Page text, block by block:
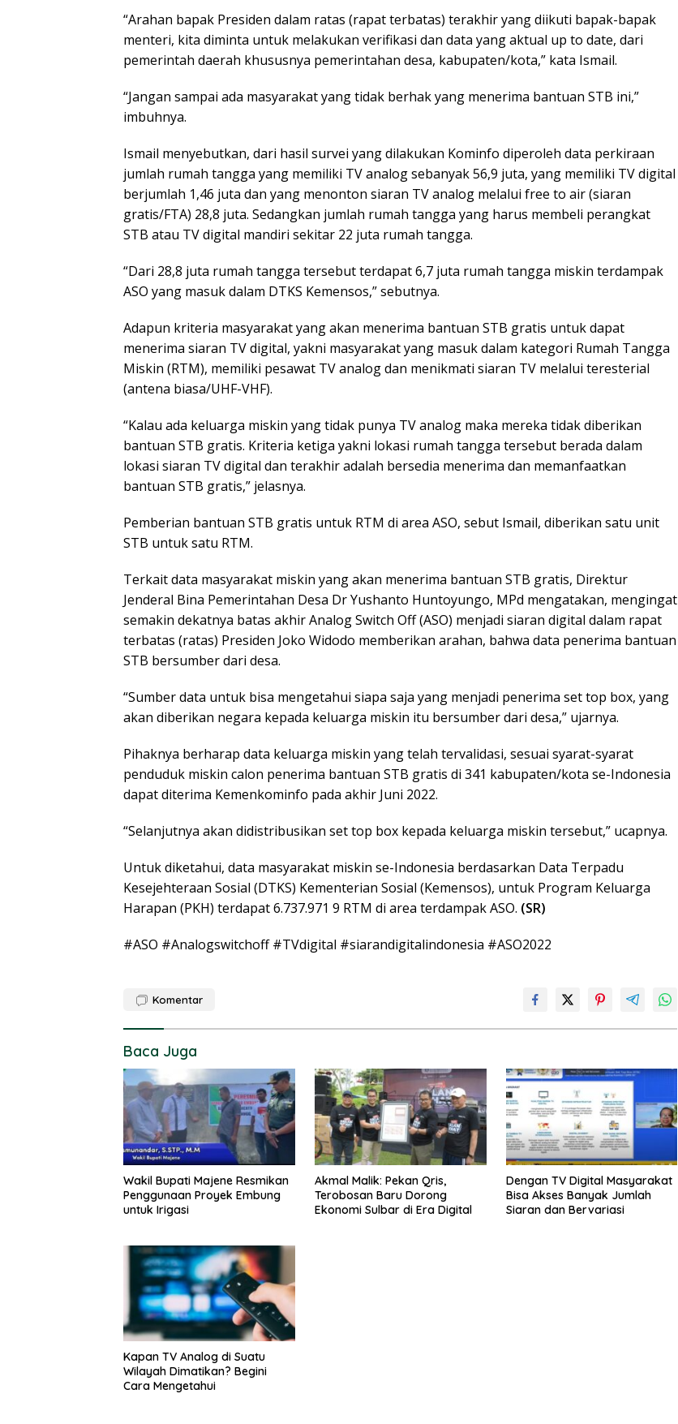
“Arahan bapak Presiden dalam ratas (rapat terbatas) terakhir yang diikuti bapak-bapak
menteri, kita diminta untuk melakukan verifikasi dan data yang aktual up to date, dari
pemerintah daerah khususnya pemerintahan desa, kabupaten/kota,” kata Ismail.
“Jangan sampai ada masyarakat yang tidak berhak yang menerima bantuan STB ini,”
imbuhnya.
Ismail menyebutkan, dari hasil survei yang dilakukan Kominfo diperoleh data perkiraan
jumlah rumah tangga yang memiliki TV analog sebanyak 56,9 juta, yang memiliki TV digital
berjumlah 1,46 juta dan yang menonton siaran TV analog melalui free to air (siaran
gratis/FTA) 28,8 juta. Sedangkan jumlah rumah tangga yang harus membeli perangkat
STB atau TV digital mandiri sekitar 22 juta rumah tangga.
“Dari 28,8 juta rumah tangga tersebut terdapat 6,7 juta rumah tangga miskin terdampak
ASO yang masuk dalam DTKS Kemensos,” sebutnya.
Adapun kriteria masyarakat yang akan menerima bantuan STB gratis untuk dapat
menerima siaran TV digital, yakni masyarakat yang masuk dalam kategori Rumah Tangga
Miskin (RTM), memiliki pesawat TV analog dan menikmati siaran TV melalui teresterial
(antena biasa/UHF-VHF).
“Kalau ada keluarga miskin yang tidak punya TV analog maka mereka tidak diberikan
bantuan STB gratis. Kriteria ketiga yakni lokasi rumah tangga tersebut berada dalam
lokasi siaran TV digital dan terakhir adalah bersedia menerima dan memanfaatkan
bantuan STB gratis,” jelasnya.
Pemberian bantuan STB gratis untuk RTM di area ASO, sebut Ismail, diberikan satu unit
STB untuk satu RTM.
Terkait data masyarakat miskin yang akan menerima bantuan STB gratis, Direktur
Jenderal Bina Pemerintahan Desa Dr Yushanto Huntoyungo, MPd mengatakan, mengingat
semakin dekatnya batas akhir Analog Switch Off (ASO) menjadi siaran digital dalam rapat
terbatas (ratas) Presiden Joko Widodo memberikan arahan, bahwa data penerima bantuan
STB bersumber dari desa.
“Sumber data untuk bisa mengetahui siapa saja yang menjadi penerima set top box, yang
akan diberikan negara kepada keluarga miskin itu bersumber dari desa,” ujarnya.
Pihaknya berharap data keluarga miskin yang telah tervalidasi, sesuai syarat-syarat
penduduk miskin calon penerima bantuan STB gratis di 341 kabupaten/kota se-Indonesia
dapat diterima Kemenkominfo pada akhir Juni 2022.
“Selanjutnya akan didistribusikan set top box kepada keluarga miskin tersebut,” ucapnya.
Untuk diketahui, data masyarakat miskin se-Indonesia berdasarkan Data Terpadu
Kesejehteraan Sosial (DTKS) Kementerian Sosial (Kemensos), untuk Program Keluarga
Harapan (PKH) terdapat 6.737.971 9 RTM di area terdampak ASO. (SR)
#ASO #Analogswitchoff #TVdigital #siarandigitalindonesia #ASO2022
Komentar
Baca Juga
Wakil Bupati Majene Resmikan
Penggunaan Proyek Embung
untuk Irigasi
Akmal Malik: Pekan Qris,
Terobosan Baru Dorong
Ekonomi Sulbar di Era Digital
Dengan TV Digital Masyarakat
Bisa Akses Banyak Jumlah
Siaran dan Bervariasi
Kapan TV Analog di Suatu
Wilayah Dimatikan? Begini
Cara Mengetahui